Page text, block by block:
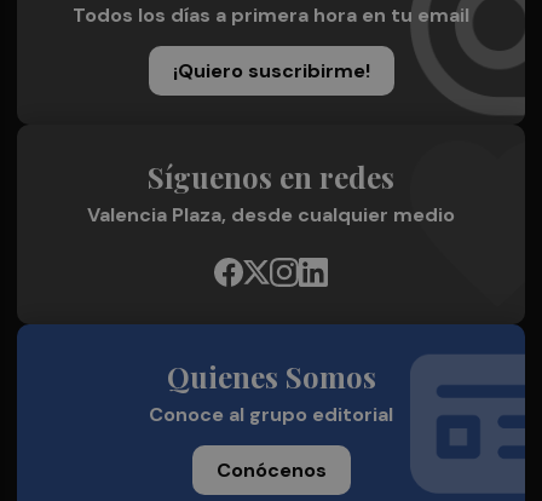
Todos los días a primera hora en tu email
¡Quiero suscribirme!
Síguenos en redes
Valencia Plaza, desde cualquier medio
Quienes Somos
Conoce al grupo editorial
Conócenos